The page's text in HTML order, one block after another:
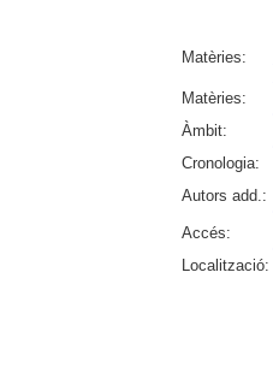
Matèries:
Matèries:
Àmbit:
Cronologia:
Autors add.:
Accés:
Localització: